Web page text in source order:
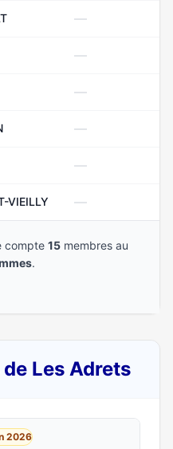
—
—
—
—
—
VIEILLY —
compte 15 membres au
.
Les Adrets
2026